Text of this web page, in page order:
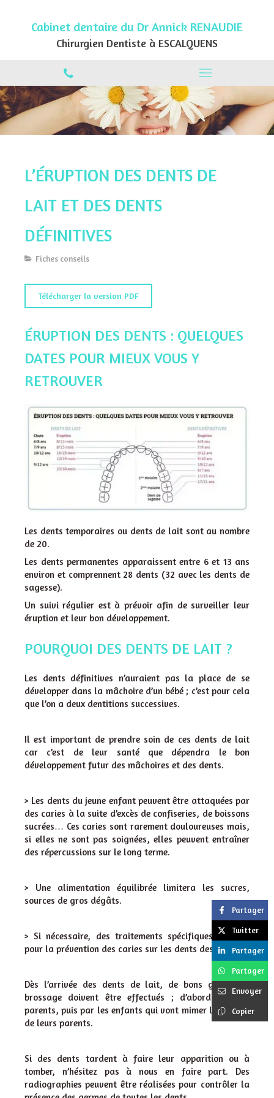
Cabinet dentaire du Dr Annick RENAUDIE
Chirurgien Dentiste à ESCALQUENS
L’ÉRUPTION DES DENTS DE
LAIT ET DES DENTS
DÉFINITIVES
Fiches conseils
Télécharger la version PDF
ÉRUPTION DES DENTS : QUELQUES
DATES POUR MIEUX VOUS Y
RETROUVER
Les dents temporaires ou dents de lait sont au nombre
de 20.
Les dents permanentes apparaissent entre 6 et 13 ans
environ et comprennent 28 dents (32 avec les dents de
sagesse).
Un suivi régulier est à prévoir afin de surveiller leur
éruption et leur bon développement.
POURQUOI DES DENTS DE LAIT ?
Les dents définitives n’auraient pas la place de se
développer dans la mâchoire d’un bébé ; c’est pour cela
que l’on a deux dentitions successives.
Il est important de prendre soin de ces dents de lait
car c’est de leur santé que dépendra le bon
développement futur des mâchoires et des dents.
> Les dents du jeune enfant peuvent être attaquées par
des caries à la suite d’excès de confiseries, de boissons
sucrées… Ces caries sont rarement douloureuses mais,
si elles ne sont pas soignées, elles peuvent entraîner
des répercussions sur le long terme.
> Une alimentation équilibrée limitera les sucres,
sources de gros dégâts.
> Si nécessaire, des traitements spécifiques existent
pour la prévention des caries sur les dents des enfants.
Dès l’arrivée des dents de lait, de bons gestes de
brossage doivent être effectués ; d’abord par les
parents, puis par les enfants qui vont mimer les gestes
de leurs parents.
Si des dents tardent à faire leur apparition ou à
tomber, n’hésitez pas à nous en faire part. Des
radiographies peuvent être réalisées pour contrôler la
Partager
Twitter
Partager
Partager
Envoyer
Copier